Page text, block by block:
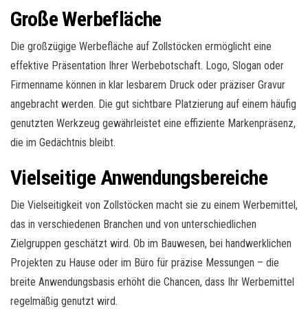
Große Werbefläche
Die großzügige Werbefläche auf Zollstöcken ermöglicht eine
effektive Präsentation Ihrer Werbebotschaft. Logo, Slogan oder
Firmenname können in klar lesbarem Druck oder präziser Gravur
angebracht werden. Die gut sichtbare Platzierung auf einem häufig
genutzten Werkzeug gewährleistet eine effiziente Markenpräsenz,
die im Gedächtnis bleibt.
Vielseitige Anwendungsbereiche
Die Vielseitigkeit von Zollstöcken macht sie zu einem Werbemittel,
das in verschiedenen Branchen und von unterschiedlichen
Zielgruppen geschätzt wird. Ob im Bauwesen, bei handwerklichen
Projekten zu Hause oder im Büro für präzise Messungen – die
breite Anwendungsbasis erhöht die Chancen, dass Ihr Werbemittel
regelmäßig genutzt wird.